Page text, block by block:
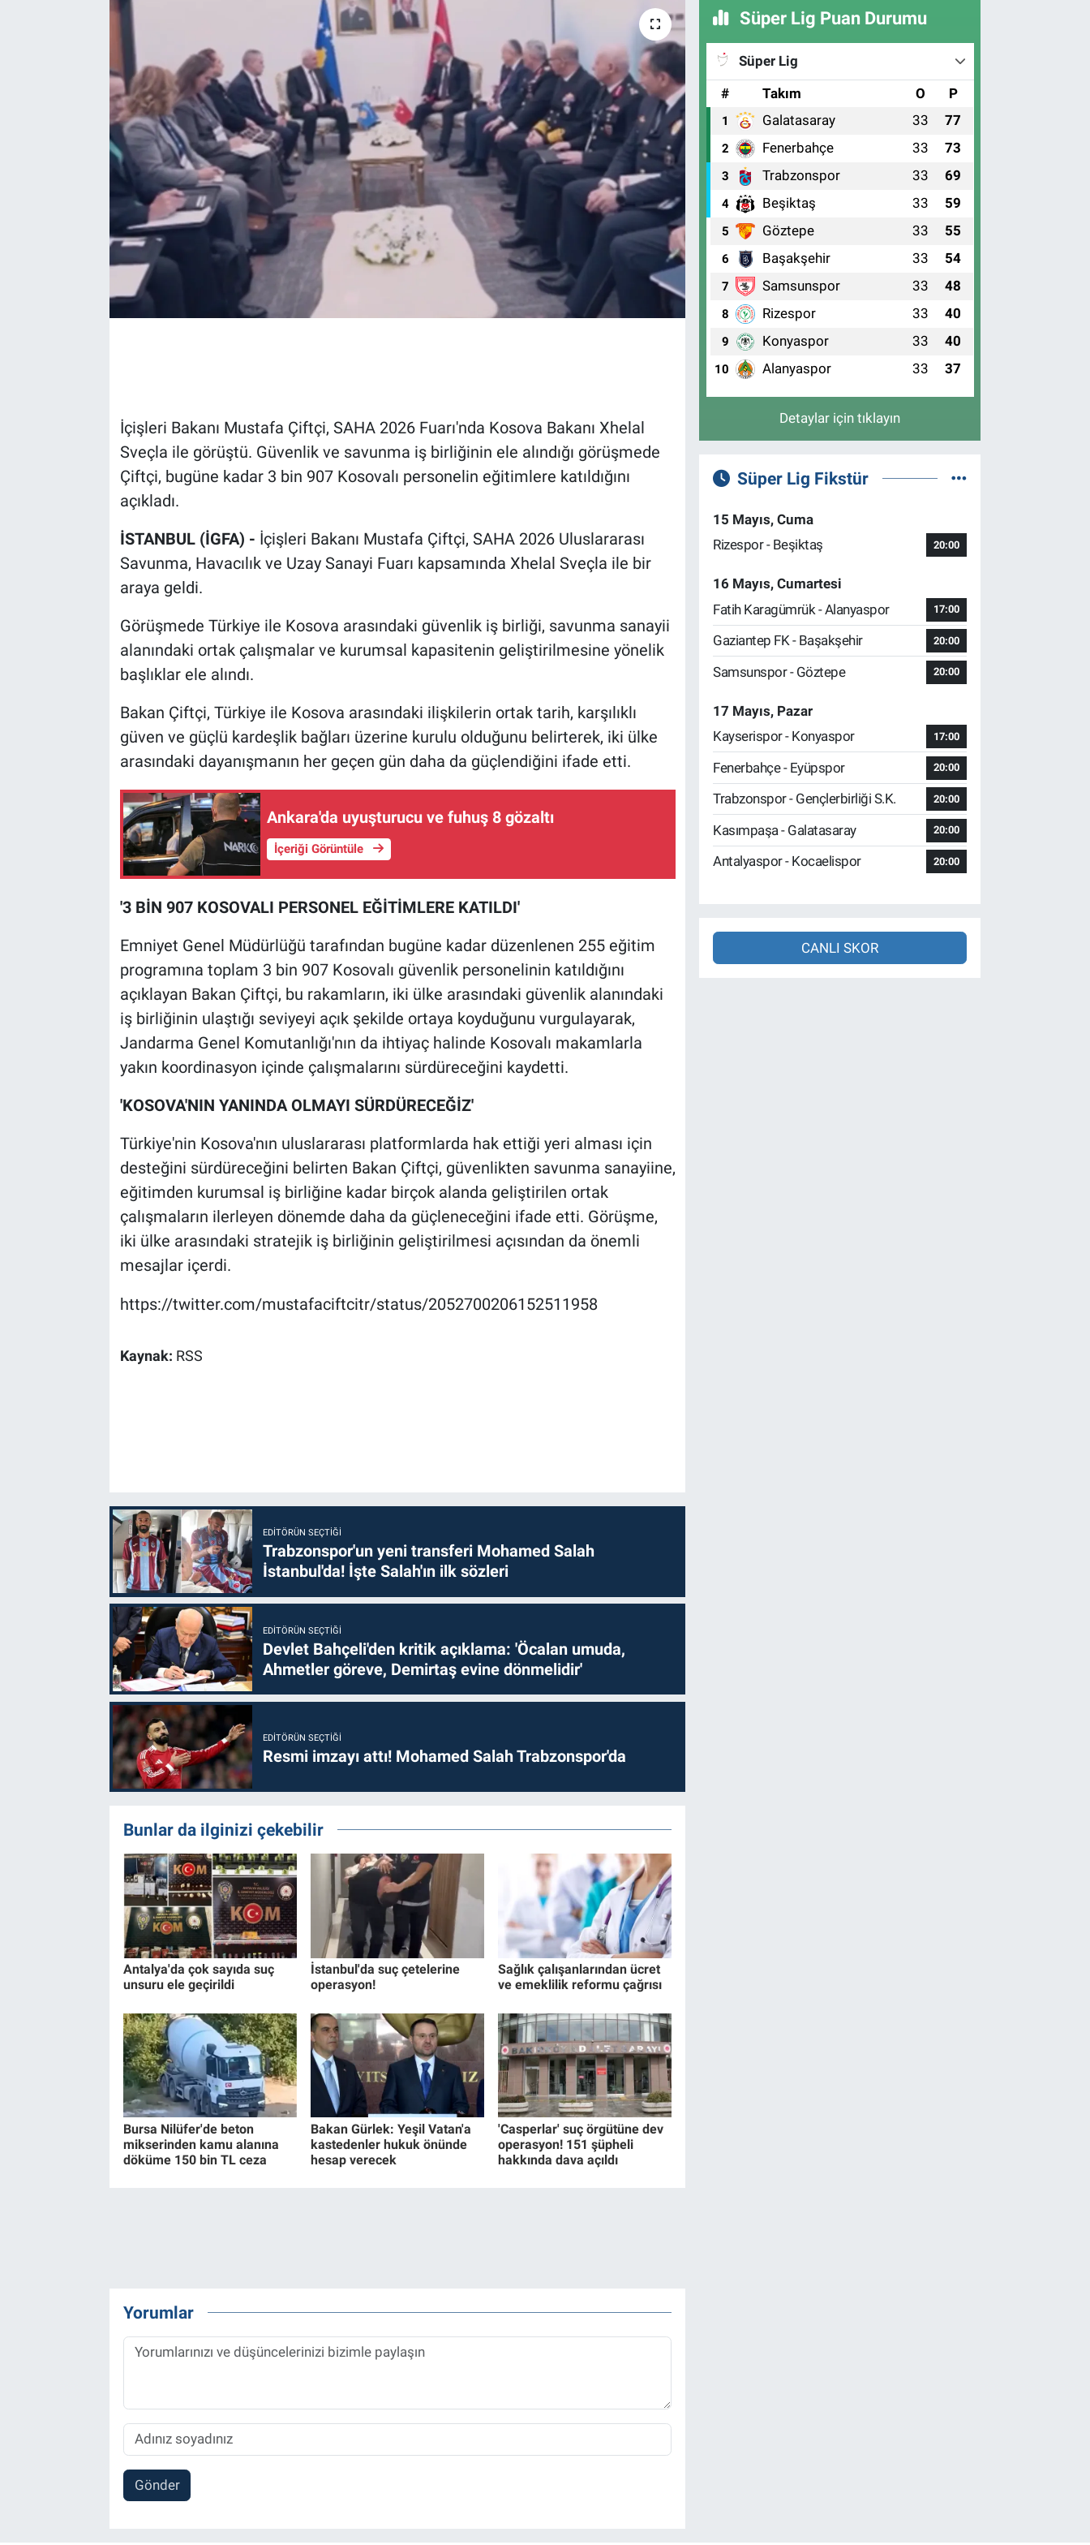
İçişleri Bakanı Mustafa Çiftçi, SAHA 2026 Fuarı'nda Kosova Bakanı Xhelal
Sveçla ile görüştü. Güvenlik ve savunma iş birliğinin ele alındığı görüşmede
Çiftçi, bugüne kadar 3 bin 907 Kosovalı personelin eğitimlere katıldığını
açıkladı.
İSTANBUL (İGFA) - İçişleri Bakanı Mustafa Çiftçi, SAHA 2026 Uluslararası
Savunma, Havacılık ve Uzay Sanayi Fuarı kapsamında Xhelal Sveçla ile bir
araya geldi.
Görüşmede Türkiye ile Kosova arasındaki güvenlik iş birliği, savunma sanayii
alanındaki ortak çalışmalar ve kurumsal kapasitenin geliştirilmesine yönelik
başlıklar ele alındı.
Bakan Çiftçi, Türkiye ile Kosova arasındaki ilişkilerin ortak tarih, karşılıklı
güven ve güçlü kardeşlik bağları üzerine kurulu olduğunu belirterek, iki ülke
arasındaki dayanışmanın her geçen gün daha da güçlendiğini ifade etti.
Ankara'da uyuşturucu ve fuhuş 8 gözaltı
İçeriği Görüntüle
'3 BİN 907 KOSOVALI PERSONEL EĞİTİMLERE KATILDI'
Emniyet Genel Müdürlüğü tarafından bugüne kadar düzenlenen 255 eğitim
programına toplam 3 bin 907 Kosovalı güvenlik personelinin katıldığını
açıklayan Bakan Çiftçi, bu rakamların, iki ülke arasındaki güvenlik alanındaki
iş birliğinin ulaştığı seviyeyi açık şekilde ortaya koyduğunu vurgulayarak,
Jandarma Genel Komutanlığı'nın da ihtiyaç halinde Kosovalı makamlarla
yakın koordinasyon içinde çalışmalarını sürdüreceğini kaydetti.
'KOSOVA'NIN YANINDA OLMAYI SÜRDÜRECEĞİZ'
Türkiye'nin Kosova'nın uluslararası platformlarda hak ettiği yeri alması için
desteğini sürdüreceğini belirten Bakan Çiftçi, güvenlikten savunma sanayiine,
eğitimden kurumsal iş birliğine kadar birçok alanda geliştirilen ortak
çalışmaların ilerleyen dönemde daha da güçleneceğini ifade etti. Görüşme,
iki ülke arasındaki stratejik iş birliğinin geliştirilmesi açısından da önemli
mesajlar içerdi.
https://twitter.com/mustafaciftcitr/status/2052700206152511958
Kaynak: RSS
EDITÖRÜN SEÇTIĞI
Trabzonspor'un yeni transferi Mohamed Salah
İstanbul'da! İşte Salah'ın ilk sözleri
EDITÖRÜN SEÇTIĞI
Devlet Bahçeli'den kritik açıklama: 'Öcalan umuda,
Ahmetler göreve, Demirtaş evine dönmelidir'
EDITÖRÜN SEÇTIĞI
Resmi imzayı attı! Mohamed Salah Trabzonspor'da
Bunlar da ilginizi çekebilir
Antalya'da çok sayıda suç
unsuru ele geçirildi
İstanbul'da suç çetelerine
operasyon!
Sağlık çalışanlarından ücret
ve emeklilik reformu çağrısı
Bursa Nilüfer'de beton
mikserinden kamu alanına
döküme 150 bin TL ceza
Bakan Gürlek: Yeşil Vatan'a
kastedenler hukuk önünde
hesap verecek
'Casperlar' suç örgütüne dev
operasyon! 151 şüpheli
hakkında dava açıldı
Yorumlar
Gönder
Süper Lig Puan Durumu
Süper Lig
#
Takım O P
1 Galatasaray 33 77
2 Fenerbahçe 33 73
3 Trabzonspor 33 69
4 Beşiktaş 33 59
5 Göztepe 33 55
6 Başakşehir 33 54
7 Samsunspor 33 48
8 Rizespor 33 40
9 Konyaspor 33 40
10 Alanyaspor 33 37
Detaylar için tıklayın
Süper Lig Fikstür
15 Mayıs, Cuma
Rizespor - Beşiktaş
20:00
16 Mayıs, Cumartesi
Fatih Karagümrük - Alanyaspor
17:00
Gaziantep FK - Başakşehir 20:00
Samsunspor - Göztepe 20:00
17 Mayıs, Pazar
Kayserispor - Konyaspor
17:00
Fenerbahçe - Eyüpspor 20:00
Trabzonspor - Gençlerbirliği S.K. 20:00
Kasımpaşa - Galatasaray 20:00
Antalyaspor - Kocaelispor 20:00
CANLI SKOR